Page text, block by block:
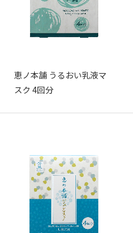
恵ノ本舗 うるおい乳液マ
スク 4回分